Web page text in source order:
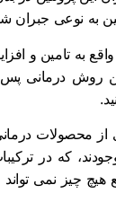
به نوعی جبران شود.
به تامین و
درمانی پس
محصولات درمانی
که در
چیز نمی ‌تواند